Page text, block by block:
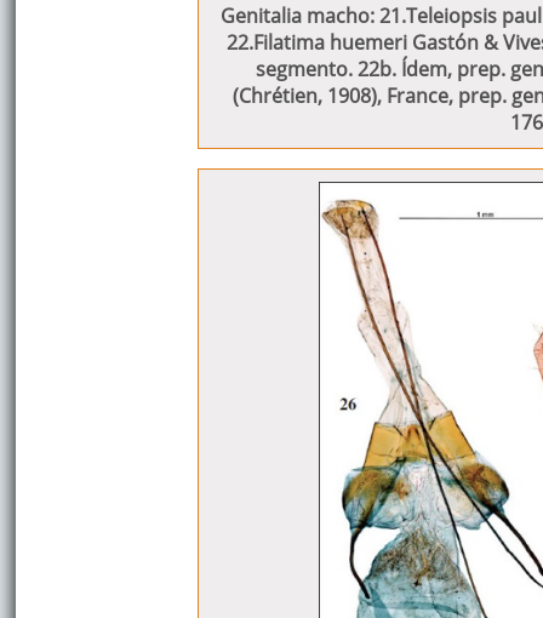
Genitalia macho: 21.Teleiopsis
22.Filatima huemeri Gastón &
segmento. 22b. Ídem, prep.
(Chrétien, 1908), France, prep.